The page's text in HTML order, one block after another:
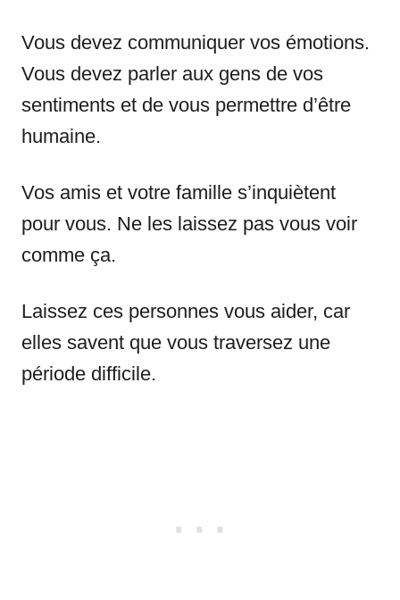
Vous devez communiquer vos émotions.
Vous devez parler aux gens de vos
sentiments et de vous permettre d’être
humaine.
Vos amis et votre famille s’inquiètent
pour vous. Ne les laissez pas vous voir
comme ça.
Laissez ces personnes vous aider, car
elles savent que vous traversez une
période difficile.